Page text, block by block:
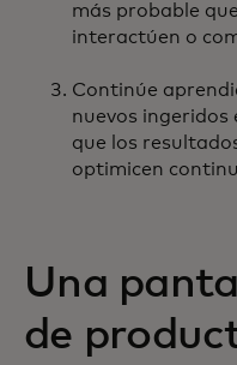
más probable
interactúen o
Continúe
nuevos
que los
optimicen
Una
de